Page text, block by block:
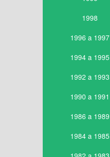
1998
1996 a 1997
1994 a 1995
1992 a 1993
1990 a 1991
1986 a 1989
1984 a 1985